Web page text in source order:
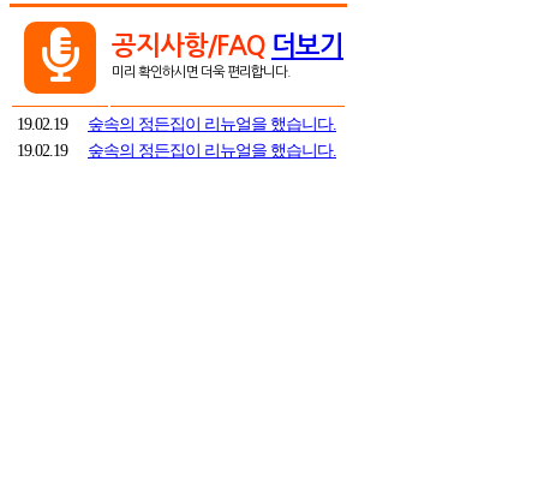
 공지사항/FAQ 더보기
미리 확인하시면 더욱 편리합니다.
19.02.19
숲속의 정든집이 리뉴얼을 했습니다.
19.02.19
숲속의 정든집이 리뉴얼을 했습니다.